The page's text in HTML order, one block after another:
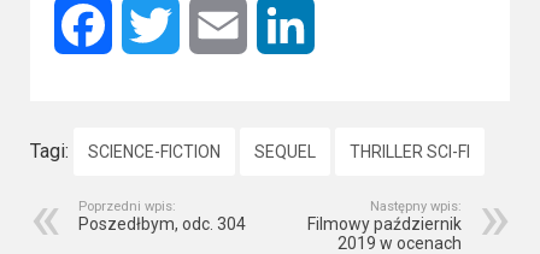
Facebook Twitter Email
Tagi: SCIENCE-FICTION SEQUEL THRILLER SCI-FI
Poprzedni wpis:
Poszedłbym, odc. 304
Następny wpis:
Filmowy październik
2019 w ocenach